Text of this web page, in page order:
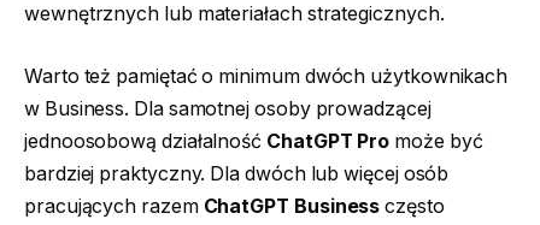
wewnętrznych lub materiałach strategicznych.
Warto też pamiętać o minimum dwóch użytkownikach
w Business. Dla samotnej osoby prowadzącej
jednoosobową działalność ChatGPT Pro może być
bardziej praktyczny. Dla dwóch lub więcej osób
pracujących razem ChatGPT Business często